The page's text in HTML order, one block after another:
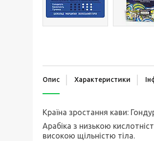
Опис Характеристики
Країна зростання кави:
Арабіка з низькою
високою щільністю тіла.